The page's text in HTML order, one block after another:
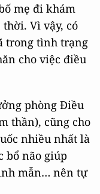
mẹ đi khám
Vì vậy, có
trong tình trạng
cho việc điều
phòng Điều
thần), cũng cho
nhiều nhất là
bổ não giúp
mẫn… nên tự